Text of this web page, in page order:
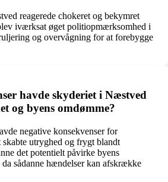
reagerede chokeret og bekymret
iværksat øget politiopmærksomhed i
og overvågning for at forebygge
havde skyderiet i Næstved
og byens omdømme?
negative konsekvenser for
skabte utryghed og frygt blandt
det potentielt påvirke byens
sådanne hændelser kan afskrække